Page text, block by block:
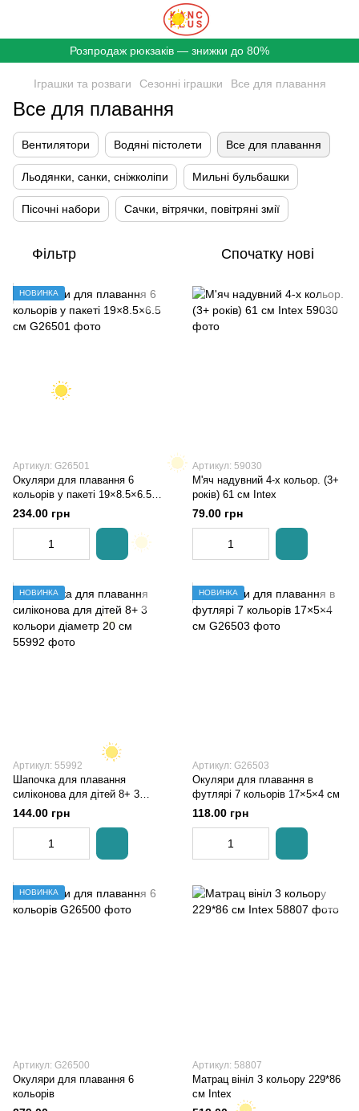
Розпродаж рюкзаків — знижки до 80%
Іграшки та розваги Сезонні іграшки Все для плавання
Все для плавання
Вентилятори Водяні пістолети Все для плавання
Льодянки, санки, сніжколіпи Мильні бульбашки
Пісочні набори Сачки, вітрячки, повітряні змії
Фільтр Спочатку нові
НОВИНКА
Артикул: G26501
Окуляри для плавання 6
кольорів у пакеті 19×8.5×6.5
см
234.00 грн
Артикул: 59030
М'яч надувний 4-х кольор. (3+
років) 61 см Intex
79.00 грн
НОВИНКА
Артикул: 55992
Шапочка для плавання
силіконова для дітей 8+ 3
кольори діаметр 20 см
144.00 грн
НОВИНКА
Артикул: G26503
Окуляри для плавання в
футлярі 7 кольорів 17×5×4 см
118.00 грн
НОВИНКА
Артикул: G26500
Окуляри для плавання 6
кольорів
Артикул: 58807
Матрац вініл 3 кольору 229*86
см Intex